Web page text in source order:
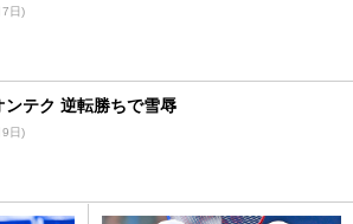
日)
ンテク 逆転勝ちで雪辱
日)